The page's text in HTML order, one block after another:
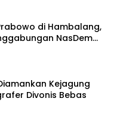
di Hambalang,
NasDem
Kejagung
Divonis Bebas